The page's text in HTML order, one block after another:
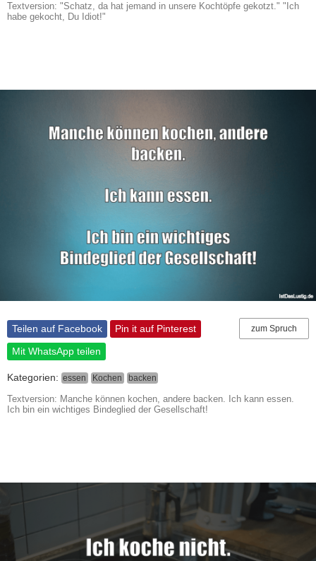
Textversion: "Schatz, da hat jemand in unsere Kochtöpfe gekotzt." "Ich
habe gekocht, Du Idiot!"
zum Spruch
Teilen auf Facebook
Pin it auf Pinterest
Mit WhatsApp teilen
Kategorien: essen Kochen backen
Textversion: Manche können kochen, andere backen. Ich kann essen.
Ich bin ein wichtiges Bindeglied der Gesellschaft!